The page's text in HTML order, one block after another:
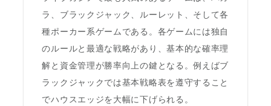
ラ、ブラックジャック、ルーレット、そして各
種ポーカー系ゲームである。各ゲームには独自
のルールと最適な戦略があり、基本的な確率理
解と資金管理が勝率向上の鍵となる。例えばブ
ラックジャックでは基本戦略表を遵守すること
でハウスエッジを大幅に下げられる。